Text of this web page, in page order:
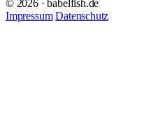
© 2026 · babelfish.de
Impressum Datenschutz